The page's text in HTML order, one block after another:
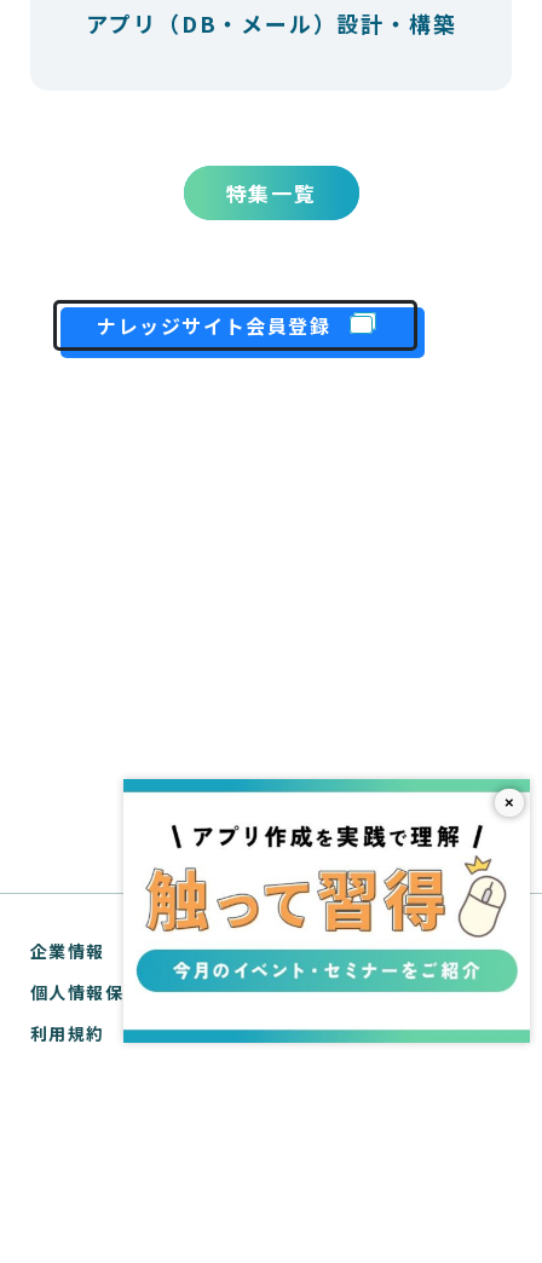
アプリ（DB・メール）設計・構築
特集一覧
ナレッジサイト会員登録
企業情報
個人情報保護方針
利用規約
×